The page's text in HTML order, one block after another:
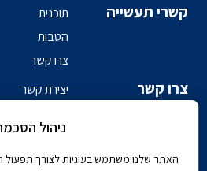
קשרי תעשייה
תוכנית
הטבות
צרו קשר
צרו קשר
יצירת קשר
ספר טלפונים
ניהול
האתר שלנו משתמש בעוגיות לצורך תפעול